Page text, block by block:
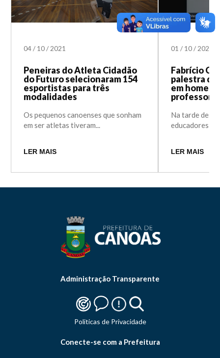
04 / 10 /2021
Peneiras do Atleta Cidadão
do Futuro selecionaram 154
esportistas para três
modalidades
Os pequenos canoenses que sonham
em ser atletas tiveram...
LER MAIS
01 / 10 /2021
Fabrício
palestra de
em
Na tarde
educadores da
LER MAIS
Administração Transparente
Politicas de Privacidade
Conecte-se com a Prefeitura